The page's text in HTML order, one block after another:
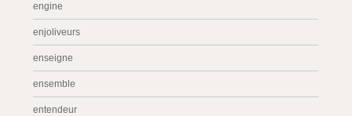
engine
enjoliveurs
enseigne
ensemble
entendeur